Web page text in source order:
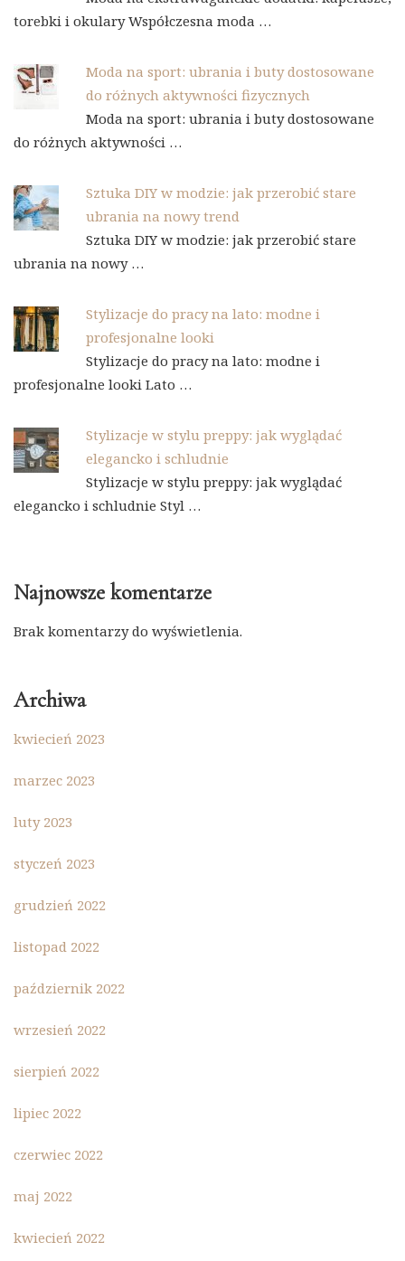
torebki i okulary Współczesna moda …
Moda na sport: ubrania i buty dostosowane
do różnych aktywności fizycznych
Moda na sport: ubrania i buty dostosowane
do różnych aktywności …
Sztuka DIY w modzie: jak przerobić stare
ubrania na nowy trend
Sztuka DIY w modzie: jak przerobić stare
ubrania na nowy …
Stylizacje do pracy na lato: modne i
profesjonalne looki
Stylizacje do pracy na lato: modne i
profesjonalne looki Lato …
Stylizacje w stylu preppy: jak wyglądać
elegancko i schludnie
Stylizacje w stylu preppy: jak wyglądać
elegancko i schludnie Styl …
Najnowsze komentarze
Brak komentarzy do wyświetlenia.
Archiwa
kwiecień 2023
marzec 2023
luty 2023
styczeń 2023
grudzień 2022
listopad 2022
październik 2022
wrzesień 2022
sierpień 2022
lipiec 2022
czerwiec 2022
maj 2022
kwiecień 2022